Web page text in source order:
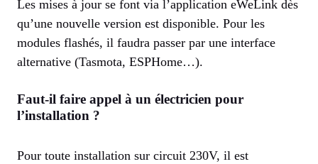
Les mises à jour se font via l’application eWeLink dès
qu’une nouvelle version est disponible. Pour les
modules flashés, il faudra passer par une interface
alternative (Tasmota, ESPHome…).
Faut-il faire appel à un électricien pour
l’installation ?
Pour toute installation sur circuit 230V, il est